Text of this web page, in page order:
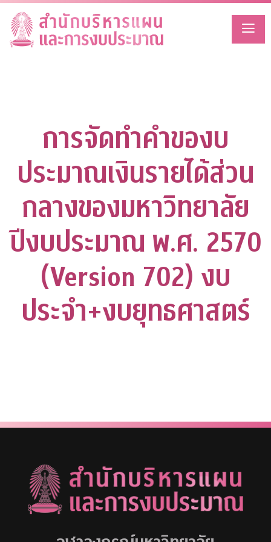
Skip
content
การจัดทำคำของบ
ประมาณเงินรายได้ส่วน
กลางของมหาวิทยาลัย
ปีงบประมาณ พ.ศ. 2570
(Version 702) งบ
ประจำ+งบยุทธศาสตร์